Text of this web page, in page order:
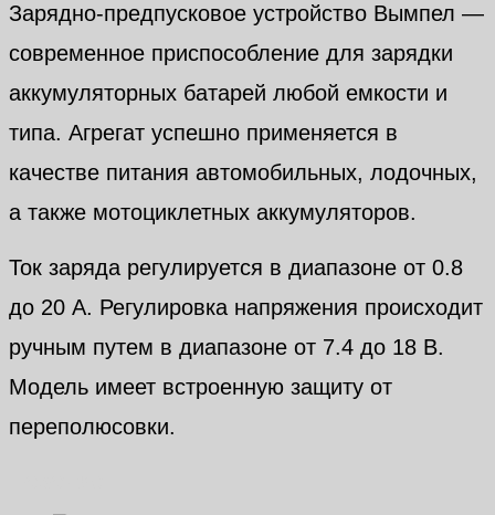
Зарядно-предпусковое устройство Вымпел —
современное приспособление для зарядки
аккумуляторных батарей любой емкости и
типа. Агрегат успешно применяется в
качестве питания автомобильных, лодочных,
а также мотоциклетных аккумуляторов.
Ток заряда регулируется в диапазоне от 0.8
до 20 А. Регулировка напряжения происходит
ручным путем в диапазоне от 7.4 до 18 В.
Модель имеет встроенную защиту от
переполюсовки.